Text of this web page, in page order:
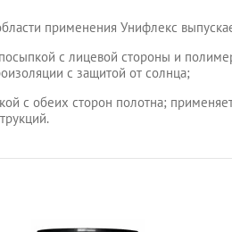
применения Унифлекс
с лицевой стороны и
с защитой от солнца;
с обеих сторон полотна;